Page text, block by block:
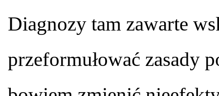
Diagnozy tam zawarte
przeformułować zasady